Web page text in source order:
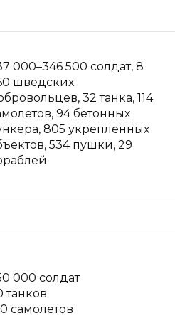
000–346 500 солдат, 8
шведских
32 танка, 114
94 бетонных
805 укрепленных
534 пушки, 29
000 солдат
танков
самолетов